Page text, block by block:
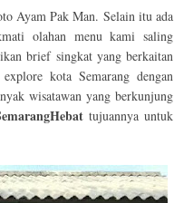
Ayam Pak Man. Selain itu ada
olahan menu kami saling
brief singkat yang berkaitan
kota Semarang dengan
wisatawan yang berkunjung
tujuannya untuk